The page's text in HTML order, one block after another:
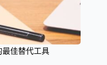
最佳替代工具